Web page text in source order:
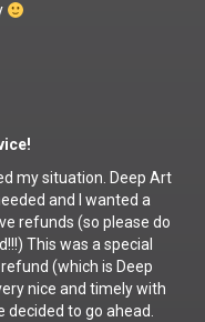
my situation. Deep Art
and I wanted a
refunds (so please do
This was a special
(which is Deep
nice and timely with
to go ahead.